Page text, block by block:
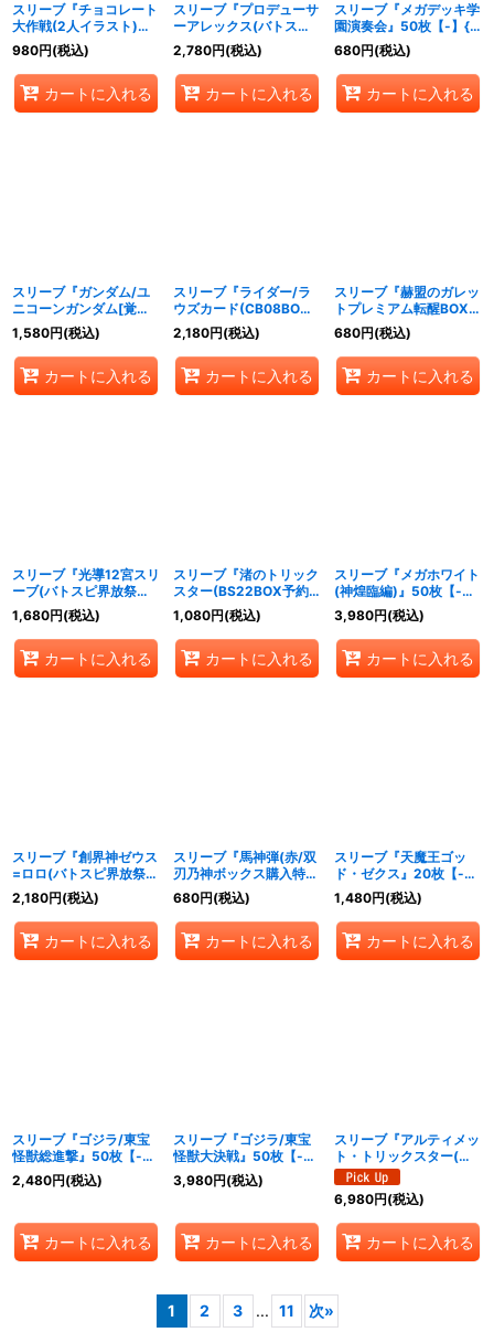
スリーブ『チョコレート
大作戦(2人イラスト)』
50枚【-】{-}《サプラ
イ》
980円(税込)
カートに入れる
スリーブ『プロデューサ
ーアレックス(バトスピ
界放祭2019)』50枚
【-】{-}《サプライ》
2,780円(税込)
カートに入れる
スリーブ『メガデッキ学
園演奏会』50枚【-】{-}
《サプライ》
680円(税込)
カートに入れる
スリーブ『ガンダム/ユ
ニコーンガンダム[覚醒]
(PB11/バトラーズグッズ
セットガンダムUC付
属)』50枚【-】{-}《サ
プライ》
1,580円(税込)
カートに入れる
スリーブ『ライダー/ラ
ウズカード(CB08BOX
購入特典)』20枚【-】
{-}《サプライ》
2,180円(税込)
カートに入れる
スリーブ『赫盟のガレッ
トプレミアム転醒BOX付
属(キャライラスト)』50
枚【-】{-}《サプライ》
680円(税込)
カートに入れる
スリーブ『光導12宮スリ
ーブ(バトスピ界放祭
2019)』50枚【-】{-}
《サプライ》
1,680円(税込)
カートに入れる
スリーブ『渚のトリック
スター(BS22BOX予約
特典)』20枚【-】{-}
《サプライ》
1,080円(税込)
カートに入れる
スリーブ『メガホワイト
(神煌臨編)』50枚【-】
{-}《サプライ》
3,980円(税込)
カートに入れる
スリーブ『創界神ゼウス
=ロロ(バトスピ界放祭
2019)』40枚【-】{-}
《サプライ》
2,180円(税込)
カートに入れる
スリーブ『馬神弾(赤/双
刃乃神ボックス購入特
典)』40枚【-】{-}《サ
プライ》
680円(税込)
カートに入れる
スリーブ『天魔王ゴッ
ド・ゼクス』20枚【-】
{-}《サプライ》
1,480円(税込)
カートに入れる
スリーブ『ゴジラ/東宝
怪獣総進撃』50枚【-】
{-}《サプライ》
2,480円(税込)
カートに入れる
スリーブ『ゴジラ/東宝
怪獣大決戦』50枚【-】
{-}《サプライ》
3,980円(税込)
カートに入れる
スリーブ『アルティメッ
ト・トリックスター(ア
ルティメットコレクショ
ン02)』50枚【-】{-}
《サプライ》
6,980円(税込)
カートに入れる
1 2 3 ... 11 次»